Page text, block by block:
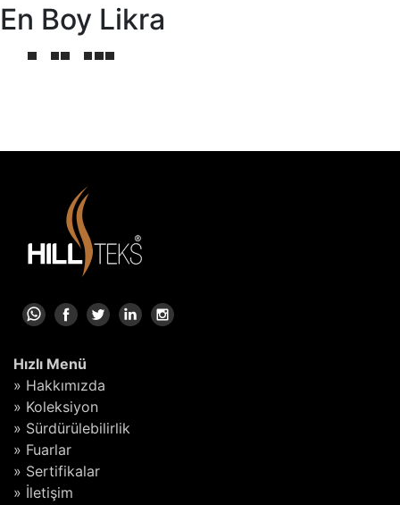
En Boy Likra
Hızlı Menü
» Hakkımızda
» Koleksiyon
» Sürdürülebilirlik
» Fuarlar
» Sertifikalar
» İletişim